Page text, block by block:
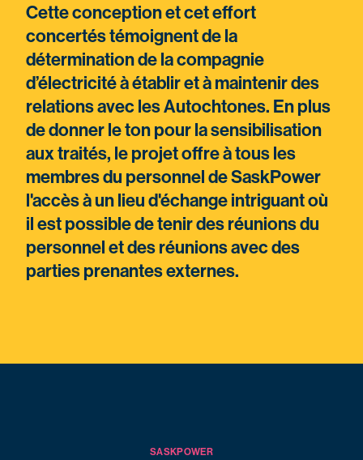
Cette conception et cet effort
concertés témoignent de la
détermination de la compagnie
d’électricité à établir et à maintenir des
relations avec les Autochtones. En plus
de donner le ton pour la sensibilisation
aux traités, le projet offre à tous les
membres du personnel de SaskPower
l'accès à un lieu d'échange intriguant où
il est possible de tenir des réunions du
personnel et des réunions avec des
parties prenantes externes.
SASKPOWER